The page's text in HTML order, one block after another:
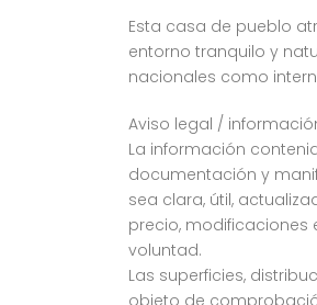
Esta casa de pueblo
entorno tranquilo y
nacionales como
Aviso legal /
La información
documentación y
sea clara, útil,
precio, modificaciones
voluntad.
Las superficies,
objeto de